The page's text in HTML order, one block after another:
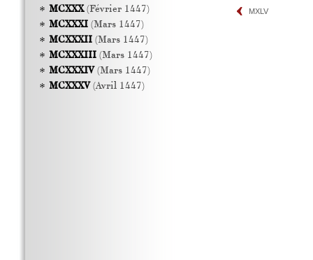
MXLV
MCXXX(Février 1447)
MCXXXI(Mars 1447)
MCXXXII(Mars 1447)
MCXXXIII(Mars 1447)
MCXXXIV(Mars 1447)
MCXXXV(Avril 1447)